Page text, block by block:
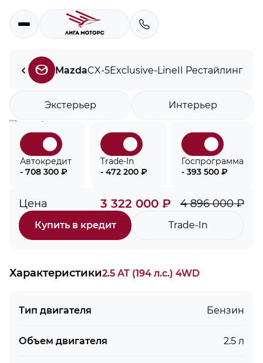
MazdaCX-5Exclusive-LineII Рестайлинг
Экстерьер Интерьер
Автокредит
- 708 300 ₽
Trade-In
- 472 200 ₽
Госпрограмма
- 393 500 ₽
Цена 3 322 000 ₽ 4 896 000 ₽
Купить в кредит Trade-In
Характеристики2.5 AT (194 л.с.) 4WD
Тип двигателя Бензин
Объем двигателя 2.5 л